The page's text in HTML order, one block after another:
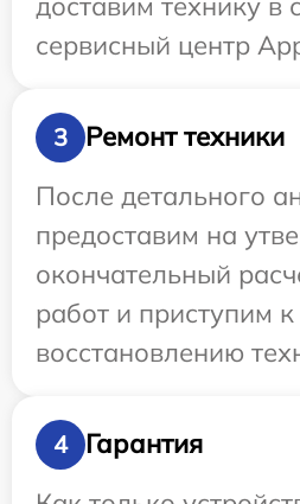
сервисный центр
3
Ремонт техники
После детального
предоставим на
окончательный
работ и приступим к
восстановлению
4
Гарантия